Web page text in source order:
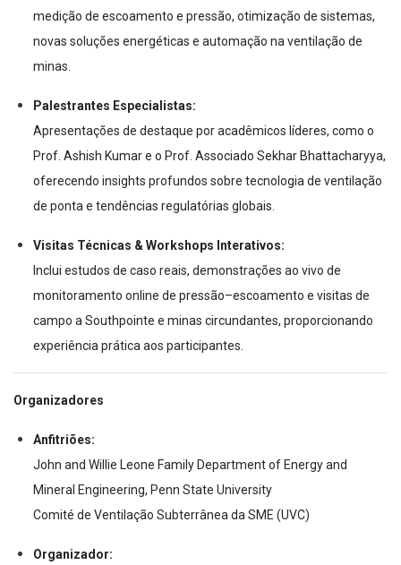
medição de escoamento e pressão, otimização de sistemas,
novas soluções energéticas e automação na ventilação de
minas.
Palestrantes Especialistas:
Apresentações de destaque por acadêmicos líderes, como o
Prof. Ashish Kumar e o Prof. Associado Sekhar Bhattacharyya,
oferecendo insights profundos sobre tecnologia de ventilação
de ponta e tendências regulatórias globais.
Visitas Técnicas & Workshops Interativos:
Inclui estudos de caso reais, demonstrações ao vivo de
monitoramento online de pressão–escoamento e visitas de
campo a Southpointe e minas circundantes, proporcionando
experiência prática aos participantes.
Organizadores
Anfitriões:
John and Willie Leone Family Department of Energy and
Mineral Engineering, Penn State University
Comité de Ventilação Subterrânea da SME (UVC)
Organizador: